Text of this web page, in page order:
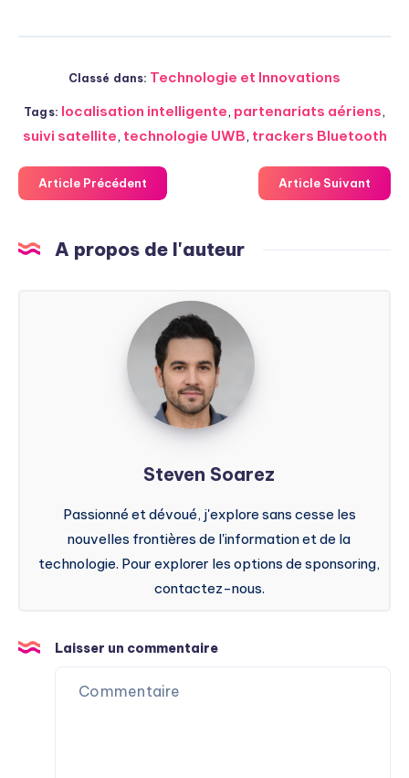
Classé dans: Technologie et Innovations
Tags: localisation intelligente, partenariats aériens,
suivi satellite, technologie UWB, trackers Bluetooth
Article Précédent Article Suivant
A propos de l'auteur
Steven
Soarez
Steven Soarez
Passionné et dévoué, j'explore sans cesse les
nouvelles frontières de l'information et de la
technologie. Pour explorer les options de sponsoring,
contactez-nous.
Laisser un commentaire